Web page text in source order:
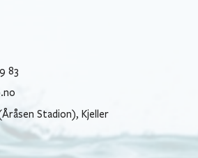
83
Stadion), Kjeller